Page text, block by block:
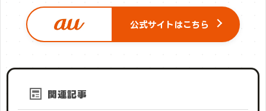
公式サイトはこちら
関連記事